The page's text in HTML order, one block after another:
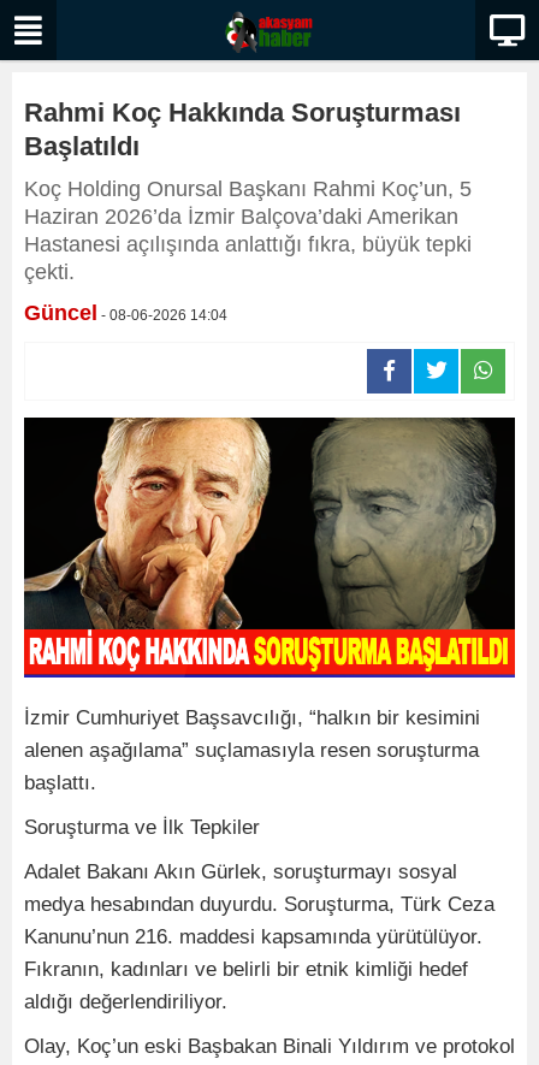
Rahmi Koç Hakkında Soruşturması
Başlatıldı
Koç Holding Onursal Başkanı Rahmi Koç’un, 5
Haziran 2026’da İzmir Balçova’daki Amerikan
Hastanesi açılışında anlattığı fıkra, büyük tepki
çekti.
Güncel - 08-06-2026 14:04
İzmir Cumhuriyet Başsavcılığı, “halkın bir kesimini
alenen aşağılama” suçlamasıyla resen soruşturma
başlattı.
Soruşturma ve İlk Tepkiler
Adalet Bakanı Akın Gürlek, soruşturmayı sosyal
medya hesabından duyurdu. Soruşturma, Türk Ceza
Kanunu’nun 216. maddesi kapsamında yürütülüyor.
Fıkranın, kadınları ve belirli bir etnik kimliği hedef
aldığı değerlendiriliyor.
Olay, Koç’un eski Başbakan Binali Yıldırım ve protokol